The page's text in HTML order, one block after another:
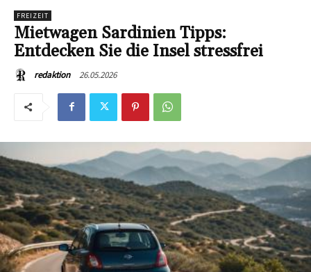
FREIZEIT
Mietwagen Sardinien Tipps:
Entdecken Sie die Insel stressfrei
redaktion 26.05.2026